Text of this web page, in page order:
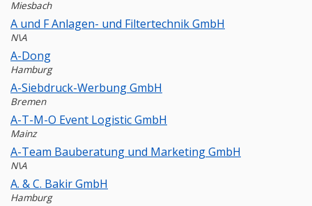
Miesbach
A und F Anlagen- und Filtertechnik GmbH
N\A
A-Dong
Hamburg
A-Siebdruck-Werbung GmbH
Bremen
A-T-M-O Event Logistic GmbH
Mainz
A-Team Bauberatung und Marketing GmbH
N\A
A. & C. Bakir GmbH
Hamburg